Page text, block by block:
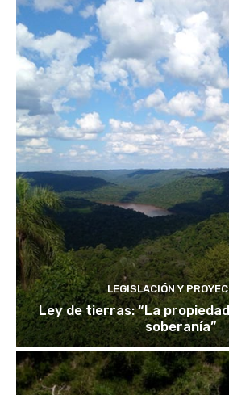
LEGISLACIÓN Y
Ley de tierras: “La
soberanía”